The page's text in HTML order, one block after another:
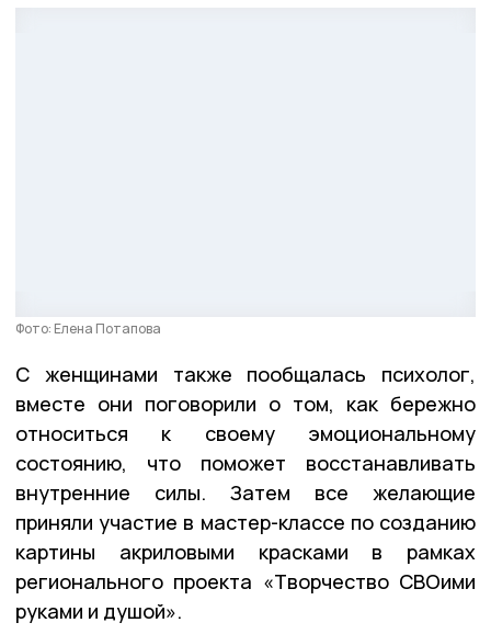
Фото: Елена Потапова
С женщинами также пообщалась психолог,
вместе они поговорили о том, как бережно
относиться к своему эмоциональному
состоянию, что поможет восстанавливать
внутренние силы. Затем все желающие
приняли участие в мастер-классе по созданию
картины акриловыми красками в рамках
регионального проекта «Творчество СВОими
руками и душой».